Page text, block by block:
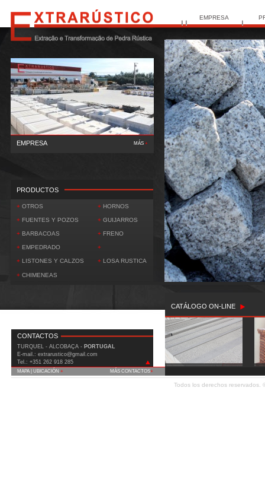
EMPRESA
EMPRESA MÁS +
PRODUCTOS
+ OTROS + HORNOS
+ FUENTES Y POZOS + GUIJARROS
+ BARBACOAS + FRENO
+ EMPEDRADO +
+ LISTONES Y CALZOS + LOSA RUSTICA
+ CHIMENEAS
CONTACTOS
TURQUEL - ALCOBAÇA - PORTUGAL
E-mail.: extrarustico@gmail.com
Tel.: +351 262 918 285
IC2 (Est. Nac. 1) Km 90 Covão do Milho
MAPA | UBICACIÓN + MÁS CONTACTOS+
CATÁLOGO ON-LINE
Todos los derechos reservados.